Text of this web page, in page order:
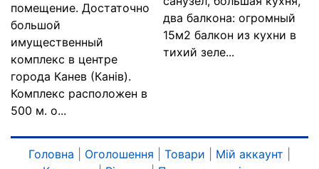
помещение. Достаточно
большой
имущественный
комплекс в центре
города Канев (Канів).
Комплекс расположен в
500 м. о...
два балкона: огромный
15м2 балкон из кухни в
тихий зеле...
Головна Оголошення Товари Мій аккаунт